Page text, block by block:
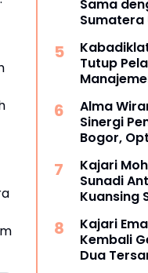
Sama
Sumatera
Buka
Hukum
Tutup
Agen
Satker
Alma
Sinergi
Bogor,
Perdata
Daerah
Kajari
Sunadi
Kuansing
Rp74,97
Kajari
Kembali
Dua